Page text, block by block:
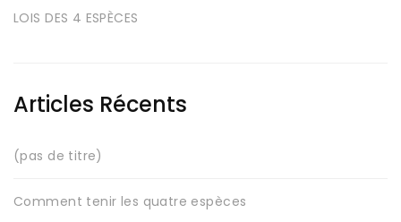
LOIS DES 4 ESPÈCES
Articles Récents
(pas de titre)
Comment tenir les quatre espèces